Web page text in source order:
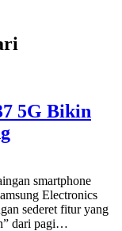
5G Bikin
smartphone
Electronics
sederet fitur yang
dari pagi…